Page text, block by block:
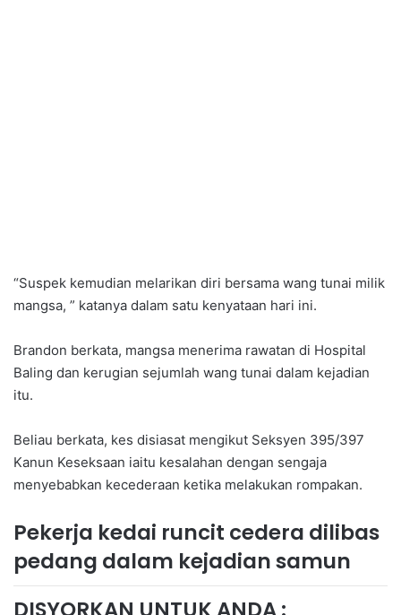
“Suspek kemudian melarikan diri bersama wang tunai milik
mangsa, ” katanya dalam satu kenyataan hari ini.
Brandon berkata, mangsa menerima rawatan di Hospital
Baling dan kerugian sejumlah wang tunai dalam kejadian
itu.
Beliau berkata, kes disiasat mengikut Seksyen 395/397
Kanun Keseksaan iaitu kesalahan dengan sengaja
menyebabkan kecederaan ketika melakukan rompakan.
Pekerja kedai runcit cedera dilibas
pedang dalam kejadian samun